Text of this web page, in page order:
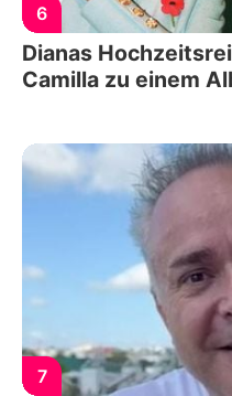
6
Dianas
Camilla zu einem
7